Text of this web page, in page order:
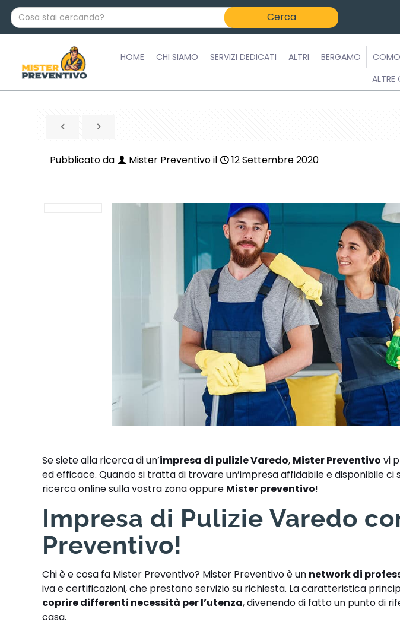
C
o
HOME CHI SIAMO SERVIZI DEDICATI ALTRI BERGAMO COMO
ALTRE
Pubblicato da Mister Preventivoil 12 Settembre 2020
Se siete alla ricerca di un’impresa di pulizie Varedo, Mister Preventivo vi
ed efficace. Quando si tratta di trovare un’impresa affidabile e disponibile ci
ricerca online sulla vostra zona oppure Mister preventivo!
Impresa di Pulizie Varedo
Preventivo!
Chi è e cosa fa Mister Preventivo? Mister Preventivo è un network di
iva e certificazioni, che prestano servizio su richiesta. La caratteristica
coprire differenti necessità per l’utenza, divenendo di fatto un punto di
casa.